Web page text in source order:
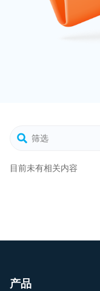
目前未有相关内容
产品